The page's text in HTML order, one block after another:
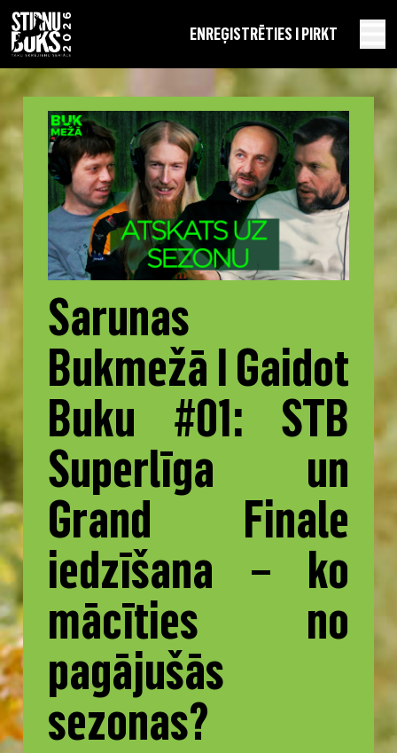
ENREĢISTRĒTIES I PIRKT
Sarunas
Bukmežā I Gaidot
Buku #01: STB
Superlīga un
Grand Finale
iedzīšana – ko
mācīties no
pagājušās
sezonas?